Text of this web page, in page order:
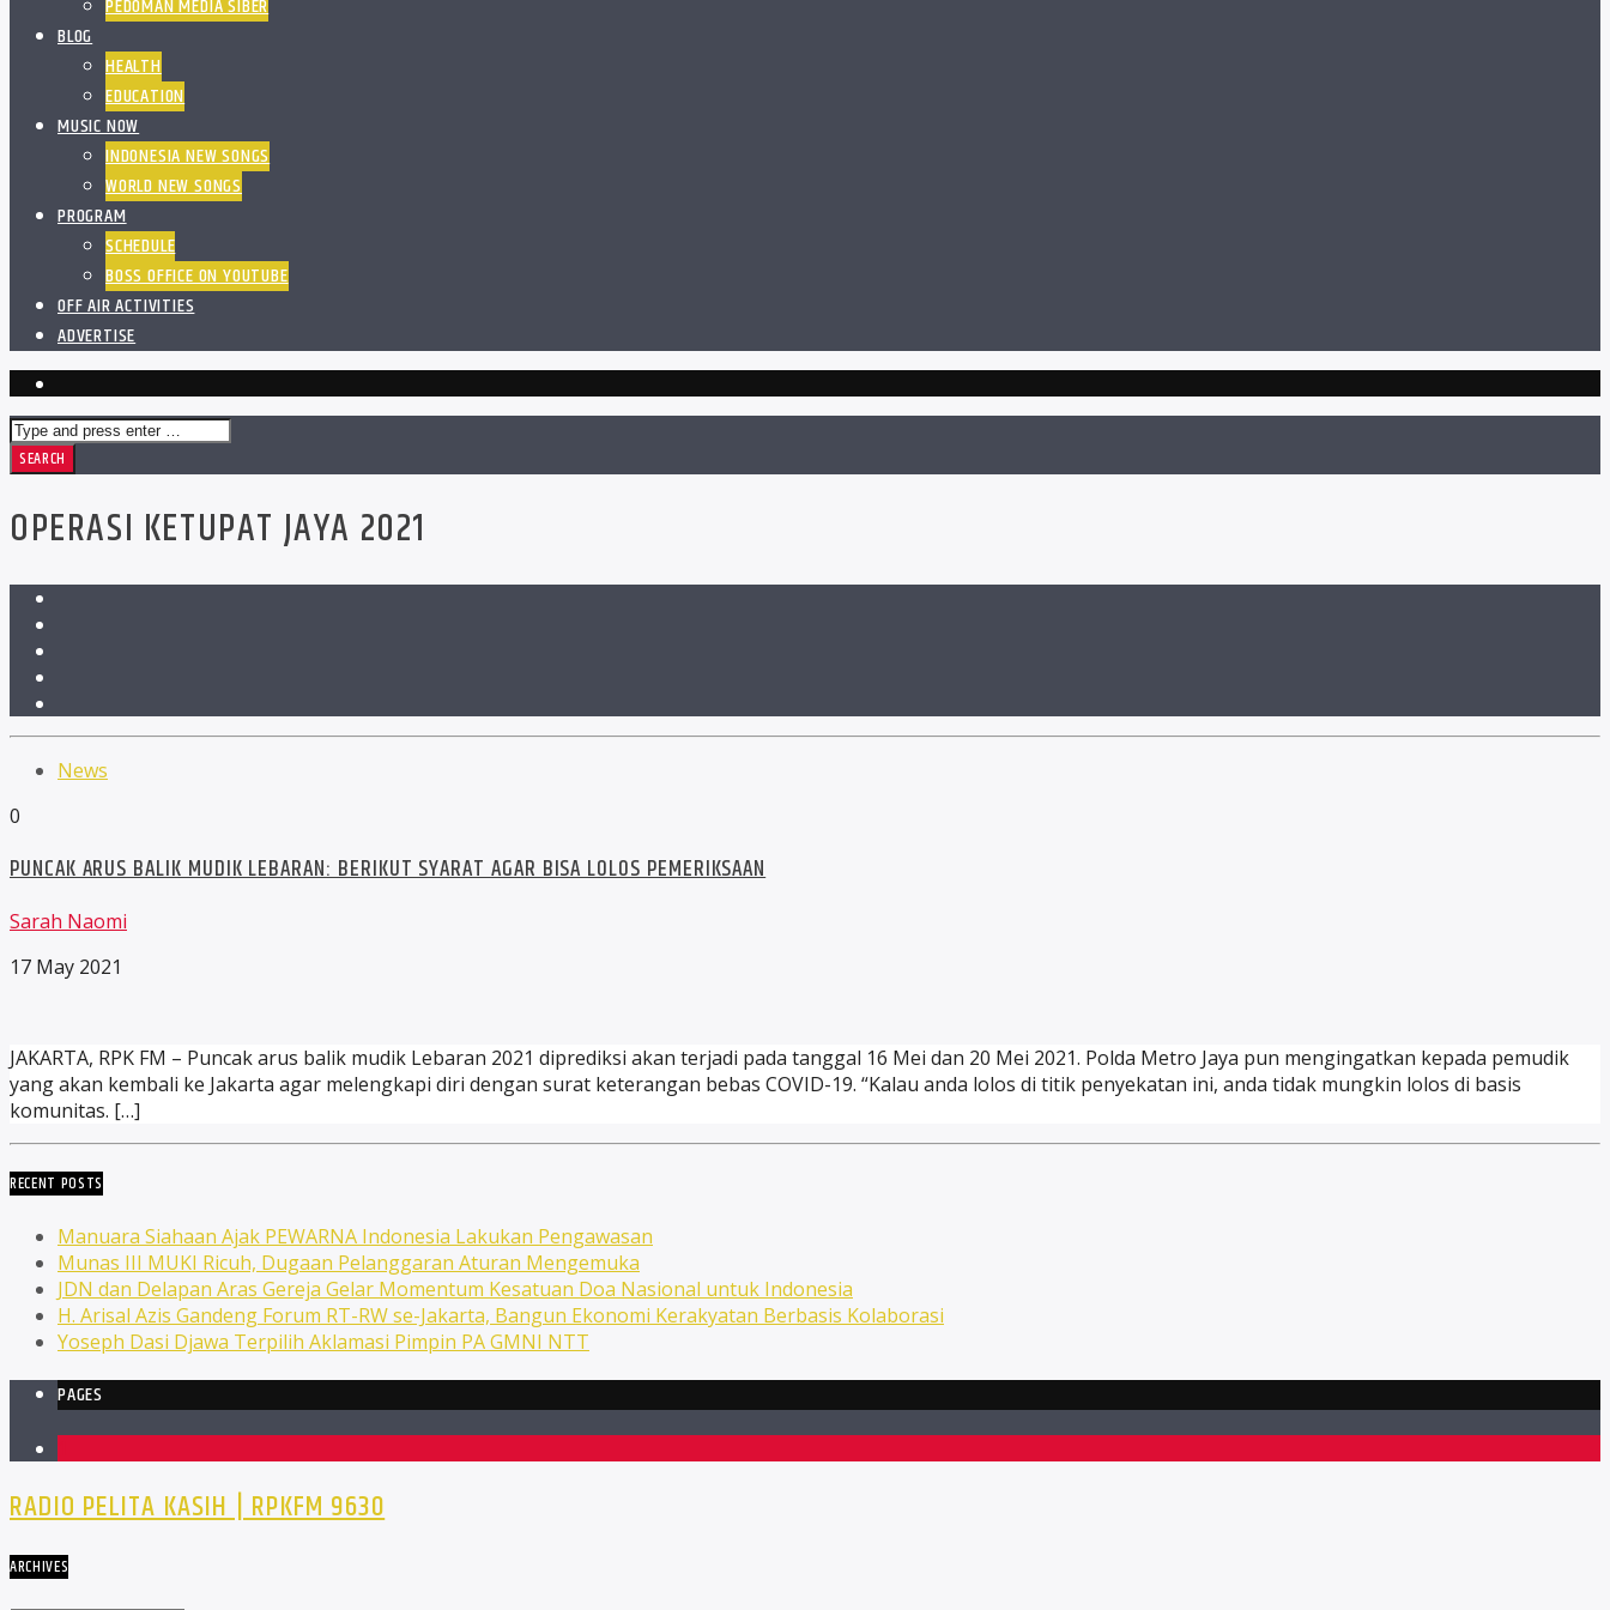
PEDOMAN MEDIA SIBER
BLOG
HEALTH
EDUCATION
MUSIC NOW
INDONESIA NEW SONGS
WORLD NEW SONGS
PROGRAM
SCHEDULE
BOSS OFFICE ON YOUTUBE
OFF AIR ACTIVITIES
ADVERTISE
OPERASI KETUPAT JAYA 2021
News
0
PUNCAK ARUS BALIK MUDIK LEBARAN: BERIKUT SYARAT AGAR BISA LOLOS PEMERIKSAAN
Sarah Naomi
17 May 2021
JAKARTA, RPK FM – Puncak arus balik mudik Lebaran 2021 diprediksi akan terjadi pada tanggal 16 Mei dan 20 Mei 2021. Polda Metro Jaya pun mengingatkan kepada pemudik
yang akan kembali ke Jakarta agar melengkapi diri dengan surat keterangan bebas COVID-19. “Kalau anda lolos di titik penyekatan ini, anda tidak mungkin lolos di basis
komunitas. […]
RECENT POSTS
Manuara Siahaan Ajak PEWARNA Indonesia Lakukan Pengawasan
Munas III MUKI Ricuh, Dugaan Pelanggaran Aturan Mengemuka
JDN dan Delapan Aras Gereja Gelar Momentum Kesatuan Doa Nasional untuk Indonesia
H. Arisal Azis Gandeng Forum RT-RW se-Jakarta, Bangun Ekonomi Kerakyatan Berbasis Kolaborasi
Yoseph Dasi Djawa Terpilih Aklamasi Pimpin PA GMNI NTT
PAGES
RADIO PELITA KASIH | RPKFM 9630
ARCHIVES